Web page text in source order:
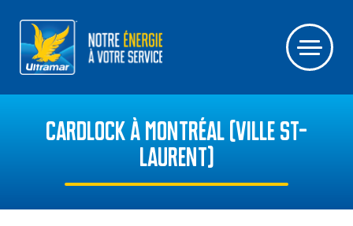
CARDLOCK À MONTRÉAL (VILLE ST-
LAURENT)